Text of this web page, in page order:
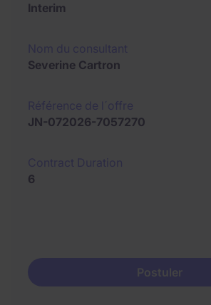
Interim
Severine Cartron
JN-072026-7057270
6
Postuler